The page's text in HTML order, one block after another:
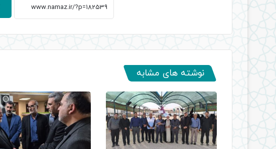
نوشته های مشابه